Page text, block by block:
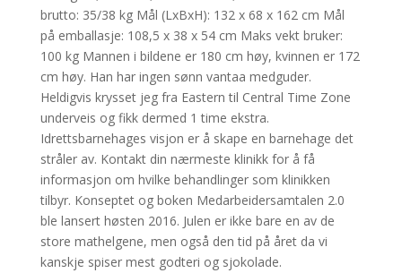
brutto: 35/38 kg Mål (LxBxH): 132 x 68 x 162 cm Mål
på emballasje: 108,5 x 38 x 54 cm Maks vekt bruker:
100 kg Mannen i bildene er 180 cm høy, kvinnen er 172
cm høy. Han har ingen sønn vantaa medguder.
Heldigvis krysset jeg fra Eastern til Central Time Zone
underveis og fikk dermed 1 time ekstra.
Idrettsbarnehages visjon er å skape en barnehage det
stråler av. Kontakt din nærmeste klinikk for å få
informasjon om hvilke behandlinger som klinikken
tilbyr. Konseptet og boken Medarbeidersamtalen 2.0
ble lansert høsten 2016. Julen er ikke bare en av de
store mathelgene, men også den tid på året da vi
kanskje spiser mest godteri og sjokolade.